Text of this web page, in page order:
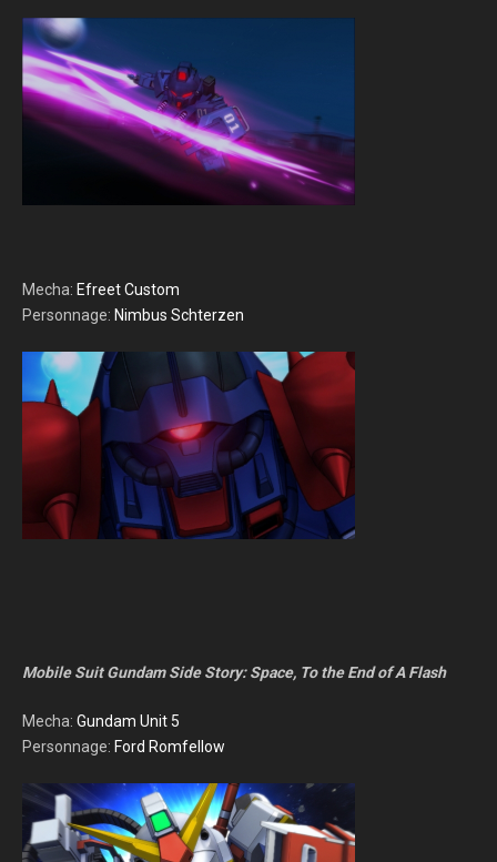
Mecha: Efreet Custom
Personnage: Nimbus Schterzen
Mobile Suit Gundam Side Story: Space, To the End of A Flash
Mecha: Gundam Unit 5
Personnage: Ford Romfellow